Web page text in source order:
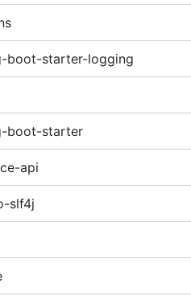
boot-starter-logging
boot-starter
api
slf4j